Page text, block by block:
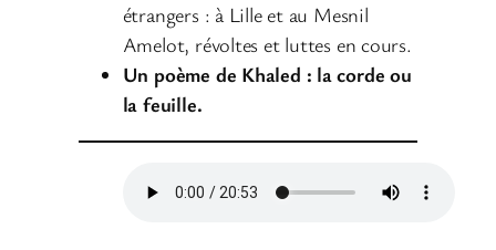
étrangers : à Lille et au Mesnil
Amelot, révoltes et luttes en cours.
Un poème de Khaled : la corde ou
la feuille.